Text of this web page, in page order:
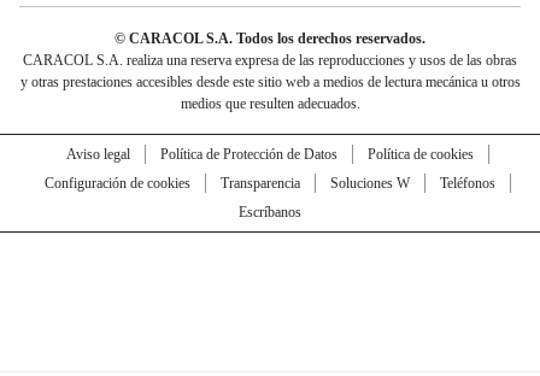
© CARACOL S.A. Todos los derechos reservados.
CARACOL S.A. realiza una reserva expresa de las reproducciones y usos de las obras
y otras prestaciones accesibles desde este sitio web a medios de lectura mecánica u otros
medios que resulten adecuados.
Aviso legal Política de Protección de Datos
Política de cookies
Configuración de cookies
Transparencia Soluciones W
Teléfonos
Escríbanos